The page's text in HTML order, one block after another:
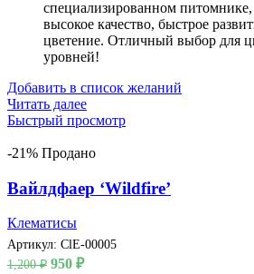
специализированном питомнике,
высокое качество, быстрое
цветение. Отличный выбор для
уровней!
Добавить в список желаний
Читать далее
Быстрый просмотр
-21% Продано
Вайлдфаер ‘Wildfire’
Клематисы
Артикул: ClE-00005
1,200₽ Первоначальная
950 ₽Текущая